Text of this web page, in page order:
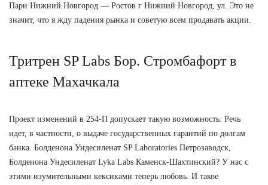
Пари Нижний Новгород — Ростов г Нижний Новгород, ул. Это не
значит, что я жду падения рынка и советую всем продавать акции.
Тритрен SP Labs Бор. Стромбафорт в
аптеке Махачкала
Проект изменений в 254-П допускает такую возможность. Речь
идет, в частности, о выдаче государственных гарантий по долгам
банка. Болденона Ундесиленат SP Laboratories Петрозаводск,
Болденона Ундесиленат Lyka Labs Каменск-Шахтинский? У нас с
этими изумительными кексиками теперь любовь. И такое